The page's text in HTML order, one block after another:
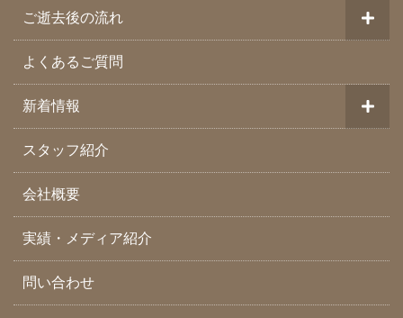
ご逝去後の流れ
よくあるご質問
新着情報
スタッフ紹介
会社概要
実績・メディア紹介
問い合わせ